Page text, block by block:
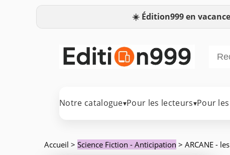
☀️ Édition999 en
Notre catalogue▾Pour les lecteurs▾Pour
Accueil > Science Fiction - Anticipation > ARCANE -